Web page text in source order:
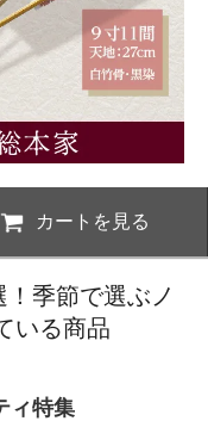
カートを見る
！季節で選ぶノ
いる商品
ィ特集